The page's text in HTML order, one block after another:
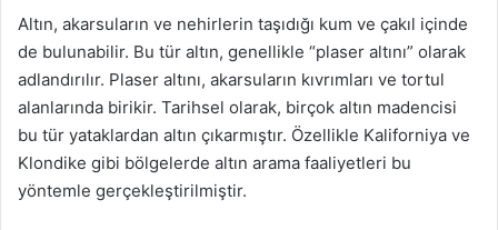
Altın, akarsuların ve nehirlerin taşıdığı kum ve çakıl içinde
de bulunabilir. Bu tür altın, genellikle “plaser altını” olarak
adlandırılır. Plaser altını, akarsuların kıvrımları ve tortul
alanlarında birikir. Tarihsel olarak, birçok altın madencisi
bu tür yataklardan altın çıkarmıştır. Özellikle Kaliforniya ve
Klondike gibi bölgelerde altın arama faaliyetleri bu
yöntemle gerçekleştirilmiştir.